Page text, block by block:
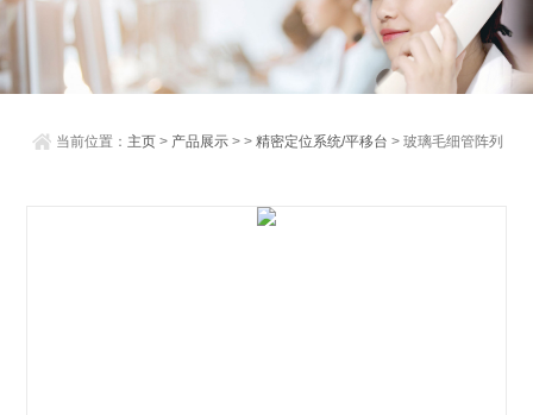
当前位置： 主页 > 产品展示 > >精密定位系统/平移台 > 玻璃毛细管阵列